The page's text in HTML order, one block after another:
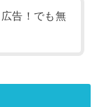
告！でも無